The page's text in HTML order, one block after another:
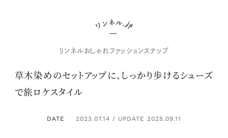
リンネルおしゃれファッションスナップ
草木染めのセットアップに、しっかり歩けるシューズ
で旅ロケスタイル
DATE ： 2023.07.14 / UPDATE 2025.09.11